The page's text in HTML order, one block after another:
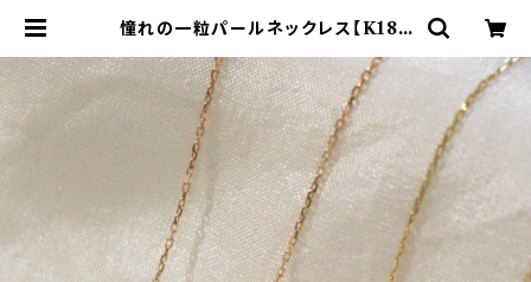
憧れの一粒パールネックレス【K18Y
工芸美術研究所